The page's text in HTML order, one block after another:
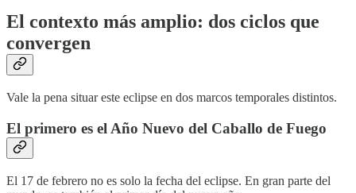
El contexto más amplio: dos ciclos que
convergen
Vale la pena situar este eclipse en dos marcos temporales distintos.
El primero es el Año Nuevo del Caballo de Fuego
El 17 de febrero no es solo la fecha del eclipse. En gran parte del